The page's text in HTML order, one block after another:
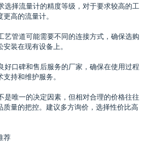
选择流量计的精度等级，对于要求较高的工
高的流量计。
艺管道可能需要不同的连接方式，确保选购
装在现有设备上。
好口碑和售后服务的厂家，确保在使用过程
持和维护服务。
是唯一的决定因素，但相对合理的价格往往
质量的把控。建议多方询价，选择性价比高
荐